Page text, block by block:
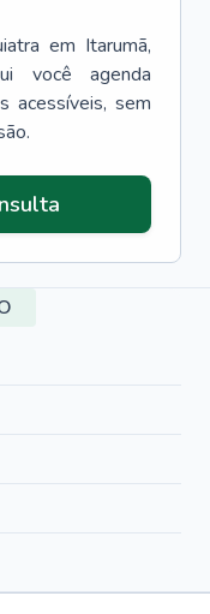
em Itarumã,
você agenda
acessíveis, sem